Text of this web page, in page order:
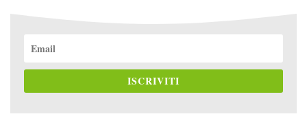
ISCRIVITI